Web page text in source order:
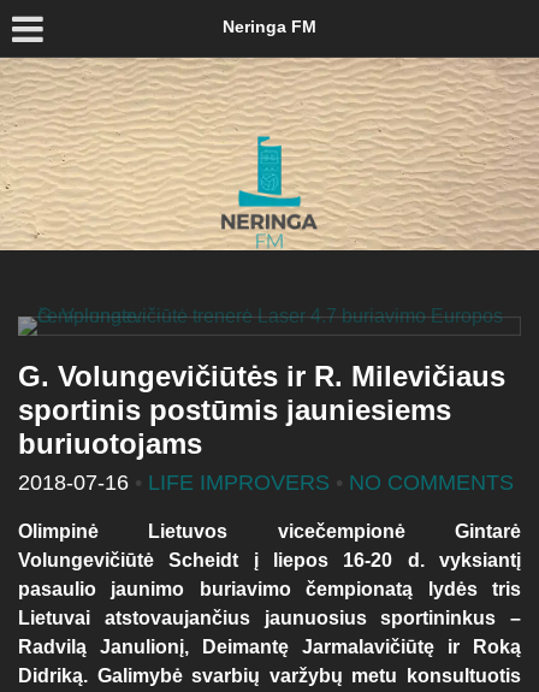
Neringa FM
G. Volungevičiūtės ir R. Milevičiaus
sportinis postūmis jauniesiems
buriuotojams
2018-07-16 • LIFE IMPROVERS • NO COMMENTS
Olimpinė Lietuvos vicečempionė Gintarė
Volungevičiūtė Scheidt į liepos 16-20 d. vyksiantį
pasaulio jaunimo buriavimo čempionatą lydės tris
Lietuvai atstovaujančius jaunuosius sportininkus –
Radvilą Janulionį, Deimantę Jarmalavičiūtę ir Roką
Didriką. Galimybė svarbių varžybų metu konsultuotis